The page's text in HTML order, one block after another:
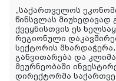
„საქართველოს
წინსვლას მიუხედავად
ქვეყნისთვის ეს
რეგიონული
სექტორის
განვითარება და
მეურნეობაში
დირექტორმა